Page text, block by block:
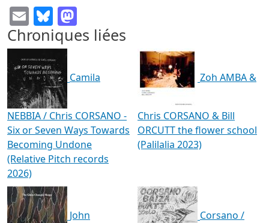
EmailBluesky
Chroniques liées
Camila
NEBBIA / Chris CORSANO -
Six or Seven Ways Towards
Becoming Undone
(Relative Pitch records
2026)
Zoh AMBA &
Chris CORSANO & Bill
ORCUTT the flower school
(Palilalia 2023)
John Corsano /